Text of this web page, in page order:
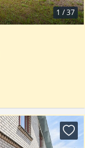
1 /37